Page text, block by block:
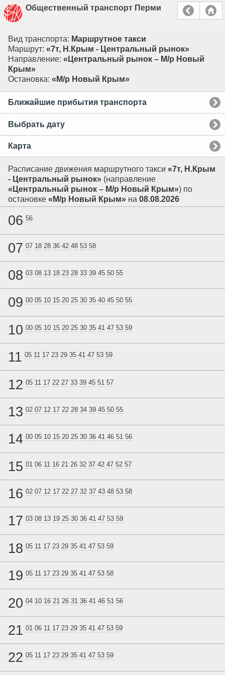
Общественный транспорт Перми
Вид транспорта: Маршрутное такси
Маршрут: «7т, Н.Крым - Центральный рынок»
Направление: «Центральный рынок – М/р Новый
Крым»
Остановка: «М/р Новый Крым»
Ближайшие прибытия транспорта
Выбрать дату
Карта
Расписание движения маршрутного такси «7т, Н.Крым
- Центральный рынок» (направление
«Центральный рынок – М/р Новый Крым») по
остановке «М/р Новый Крым» на 08.08.2026
06 56
07 07 18 28 36 42 48 53 58
08 03 08 13 18 23 28 33 39 45 50 55
09 00 05 10 15 20 25 30 35 40 45 50 55
10 00 05 10 15 20 25 30 35 41 47 53 59
11 05 11 17 23 29 35 41 47 53 59
12 05 11 17 22 27 33 39 45 51 57
13 02 07 12 17 22 28 34 39 45 50 55
14 00 05 10 15 20 25 30 36 41 46 51 56
15 01 06 11 16 21 26 32 37 42 47 52 57
16 02 07 12 17 22 27 32 37 43 48 53 58
17 03 08 13 19 25 30 36 41 47 53 59
18 05 11 17 23 29 35 41 47 53 59
19 05 11 17 23 29 35 41 47 53 58
20 04 10 16 21 26 31 36 41 46 51 56
21 01 06 11 17 23 29 35 41 47 53 59
22 05 11 17 23 29 35 41 47 53 59